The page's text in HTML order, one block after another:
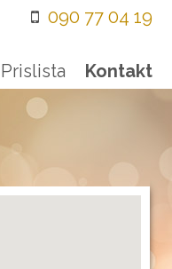
090 77 04 19
Kontakt